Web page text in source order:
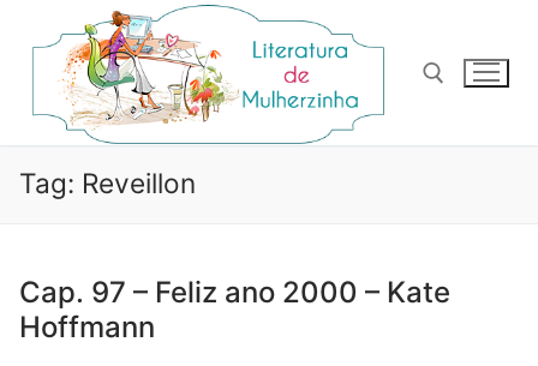
para
conteúdo
Tag: Reveillon
Cap. 97 – Feliz ano 2000 – Kate
Hoffmann